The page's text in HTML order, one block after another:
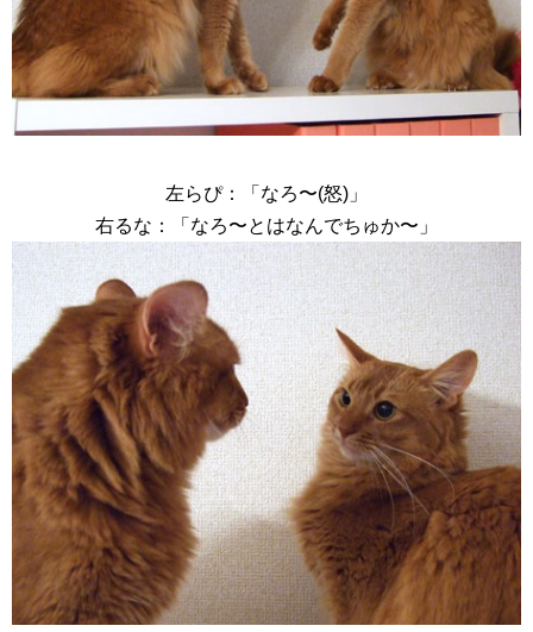
左らぴ：「なろ〜(怒)」
右るな：「なろ〜とはなんでちゅか〜」